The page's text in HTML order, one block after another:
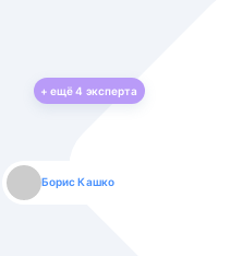
+ ещё4 эксперта
Борис Кашко
Юлия Изоитко
Александр Кулагин
Даниил Макаров
Екатерина Лазаренко